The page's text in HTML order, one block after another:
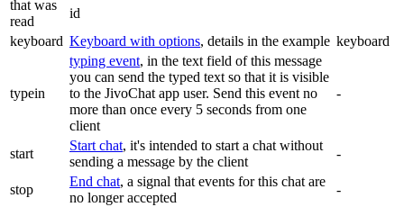
that was
read
id
keyboard Keyboard with options, details in the example keyboard
typein
typing event, in the text field of this message
you can send the typed text so that it is visible
to the JivoChat app user. Send this event no
more than once every 5 seconds from one
client
-
start
Start chat, it's intended to start a chat without
sending a message by the client
-
stop
End chat, a signal that events for this chat are
no longer accepted
-